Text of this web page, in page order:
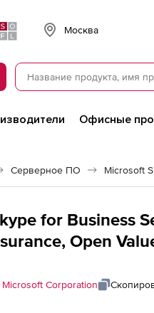
Москва
Офисные
Серверное ПО Microsoft
for Business
Open Value),
Microsoft Corporation